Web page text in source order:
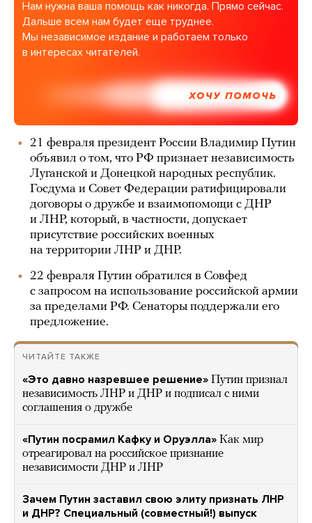
Нам нужна ваша помощь как никогда. Прямо сейчас.
Дальше всем нам будет еще труднее.
Мы независимое издание и работаем только
в интересах читателей.
ХОЧУ ПОМОЧЬ
21 февраля президент России Владимир Путин
объявил о том, что РФ признает независимость
Луганской и Донецкой народных республик.
Госдума и Совет Федерации ратифицировали
договоры о дружбе и взаимопомощи с ДНР
и ЛНР, который, в частности, допускает
присутствие российских военных
на территории ЛНР и ДНР.
22 февраля Путин обратился в Совфед
с запросом на использование российской армии
за пределами РФ. Сенаторы поддержали его
предложение.
ЧИТАЙТЕ ТАКЖЕ
«Это давно назревшее решение» Путин признал
независимость ЛНР и ДНР и подписал с ними
соглашения о дружбе
«Путин посрамил Кафку и Оруэлла» Как мир
отреагировал на российское признание
независимости ДНР и ЛНР
Зачем Путин заставил свою элиту признать ЛНР
и ДНР? Специальный (совместный!) выпуск